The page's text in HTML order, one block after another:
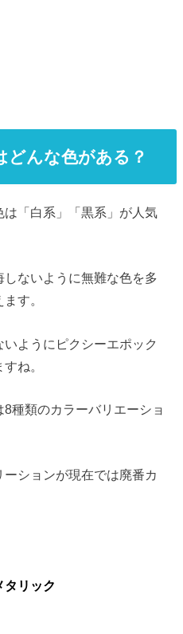
どんな色がある？
「白系」「黒系」が人気
ないように無難な色を多
す。
ようにピクシーエポック
ね。
種類のカラーバリエーショ
ションが現在では廃番カ
タリック